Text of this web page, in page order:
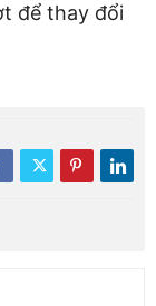
để thay đổi